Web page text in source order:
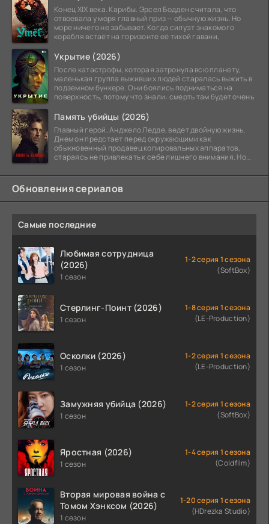
Конец XIX века. Карибы. Эрсел Бодден считала, что
отвоевала у моря главный приз — обычную жизнь. Но
море ничего не забывает. Когда силуэт знакомого
корабля встаёт на горизонте её тихой гавани,
Укрытие (2026)
После катастрофы, которая затронула всю планету,
маленькая группа выживших людей старалась выжить в
подземном бункере. Они боялись подниматься на
поверхность, потому что знали: смерть там будет очень
Память убийцы (2026)
Главный герой, Анджело Ледде, ведет двойную жизнь.
Днем он предстает перед окружающими как
обыкновенный продавец копировальных аппаратов,
стараясь не привлекать к себе лишнего внимания. Но
Обновления сериалов
Самые последние
Любимая сотрудница
(2026)
1 сезон
1-2 серия 1 сезона
(SoftBox)
Стерлинг-Поинт (2026)
1 сезон
1-8 серия 1 сезона
(LE-Production)
Осколки (2026)
1 сезон
1-2 серия 1 сезона
(LE-Production)
Замужняя убийца (2026)
1 сезон
1-2 серия 1 сезона
(SoftBox)
Яростная (2026)
1 сезон
1-4 серия 1 сезона
(Coldfilm)
Вторая мировая война с
Томом Хэнксом (2026)
1 сезон
1-20 серия 1 сезона
(HDrezka Studio)